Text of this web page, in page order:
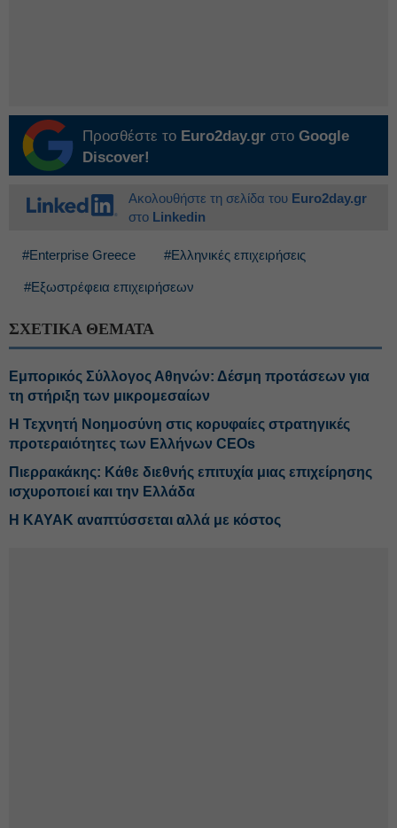
Προσθέστε το Euro2day.gr στο Google
Discover!
Ακολουθήστε τη σελίδα του Euro2day.gr
στο Linkedin
#Enterprise Greece #Ελληνικές επιχειρήσεις
#Εξωστρέφεια επιχειρήσεων
ΣΧΕΤΙΚΑ ΘΕΜΑΤΑ
Εμπορικός Σύλλογος Αθηνών: Δέσμη προτάσεων για
τη στήριξη των μικρομεσαίων
Η Τεχνητή Νοημοσύνη στις κορυφαίες στρατηγικές
προτεραιότητες των Ελλήνων CEOs
Πιερρακάκης: Κάθε διεθνής επιτυχία μιας επιχείρησης
ισχυροποιεί και την Ελλάδα
Η ΚΑΥΑΚ αναπτύσσεται αλλά με κόστος